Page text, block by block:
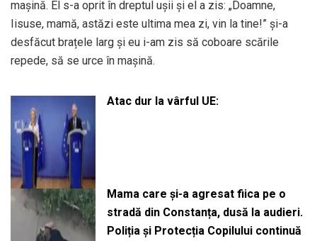
mașină. El s-a oprit în dreptul ușii și el a zis: „Doamne,
Iisuse, mamă, astăzi este ultima mea zi, vin la tine!” și-a
desfăcut brațele larg și eu i-am zis să coboare scările
repede, să se urce în mașină.
Atac dur la vârful UE:
Mama care și-a agresat fiica pe o
stradă din Constanța, dusă la audieri.
Poliția și Protecția Copilului continuă